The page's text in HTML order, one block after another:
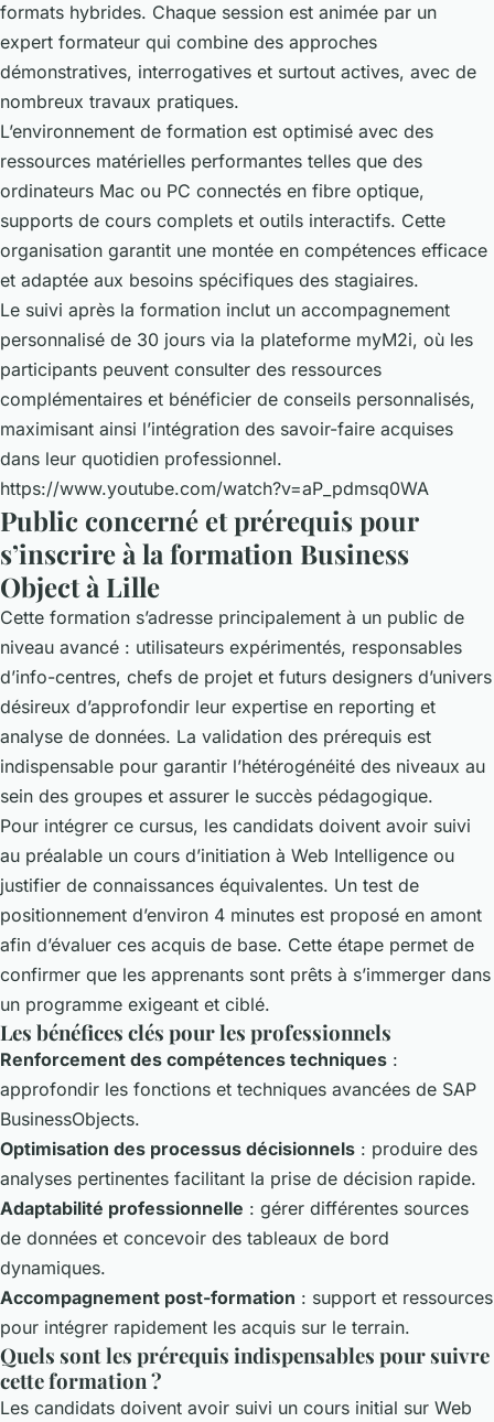
formats hybrides. Chaque session est animée par un
expert formateur qui combine des approches
démonstratives, interrogatives et surtout actives, avec de
nombreux travaux pratiques.
L’environnement de formation est optimisé avec des
ressources matérielles performantes telles que des
ordinateurs Mac ou PC connectés en fibre optique,
supports de cours complets et outils interactifs. Cette
organisation garantit une montée en compétences efficace
et adaptée aux besoins spécifiques des stagiaires.
Le suivi après la formation inclut un accompagnement
personnalisé de 30 jours via la plateforme myM2i, où les
participants peuvent consulter des ressources
complémentaires et bénéficier de conseils personnalisés,
maximisant ainsi l’intégration des savoir-faire acquises
dans leur quotidien professionnel.
https://www.youtube.com/watch?v=aP_pdmsq0WA
Public concerné et prérequis pour
s’inscrire à la formation Business
Object à Lille
Cette formation s’adresse principalement à un public de
niveau avancé : utilisateurs expérimentés, responsables
d’info-centres, chefs de projet et futurs designers d’univers
désireux d’approfondir leur expertise en reporting et
analyse de données. La validation des prérequis est
indispensable pour garantir l’hétérogénéité des niveaux au
sein des groupes et assurer le succès pédagogique.
Pour intégrer ce cursus, les candidats doivent avoir suivi
au préalable un cours d’initiation à Web Intelligence ou
justifier de connaissances équivalentes. Un test de
positionnement d’environ 4 minutes est proposé en amont
afin d’évaluer ces acquis de base. Cette étape permet de
confirmer que les apprenants sont prêts à s’immerger dans
un programme exigeant et ciblé.
Les bénéfices clés pour les professionnels
Renforcement des compétences techniques :
approfondir les fonctions et techniques avancées de SAP
BusinessObjects.
Optimisation des processus décisionnels : produire des
analyses pertinentes facilitant la prise de décision rapide.
Adaptabilité professionnelle : gérer différentes sources
de données et concevoir des tableaux de bord
dynamiques.
Accompagnement post-formation : support et ressources
pour intégrer rapidement les acquis sur le terrain.
Quels sont les prérequis indispensables pour suivre
cette formation ?
Les candidats doivent avoir suivi un cours initial sur Web